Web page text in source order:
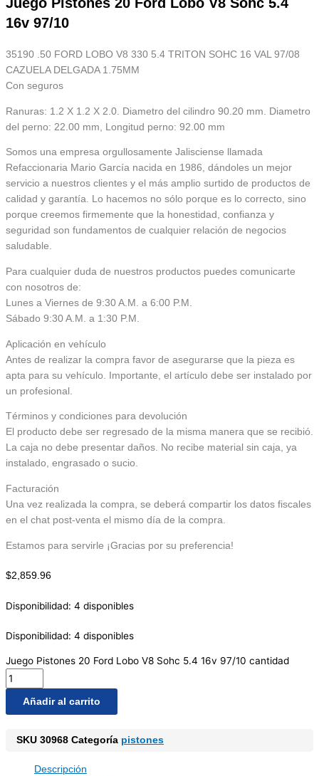
16v 97/10
35190 .50 FORD LOBO V8 330 5.4 TRITON SOHC 16 VAL 97/08
CAZUELA DELGADA 1.75MM
Con seguros
Ranuras: 1.2 X 1.2 X 2.0. Diametro del cilindro 90.20 mm. Diametro
del perno: 22.00 mm, Longitud perno: 92.00 mm
Somos una empresa orgullosamente Jalisciense llamada
Refaccionaria Mario García nacida en 1986, dándoles un mejor
servicio a nuestros clientes y el más amplio surtido de productos de
calidad y garantía. Lo hacemos no sólo porque es lo correcto, sino
porque creemos firmemente que la honestidad, confianza y
seguridad son fundamentos de cualquier relación de negocios
saludable.
Para cualquier duda de nuestros productos puedes comunicarte
con nosotros de:
Lunes a Viernes de 9:30 A.M. a 6:00 P.M.
Sábado 9:30 A.M. a 1:30 P.M.
Aplicación en vehículo
Antes de realizar la compra favor de asegurarse que la pieza es
apta para su vehículo. Importante, el artículo debe ser instalado por
un profesional.
Términos y condiciones para devolución
El producto debe ser regresado de la misma manera que se recibió.
La caja no debe presentar daños. No recibe material sin caja, ya
instalado, engrasado o sucio.
Facturación
Una vez realizada la compra, se deberá compartir los datos fiscales
en el chat post-venta el mismo día de la compra.
Estamos para servirle ¡Gracias por su preferencia!
$2,859.96
Disponibilidad: 4 disponibles
Disponibilidad: 4 disponibles
Juego Pistones 20 Ford Lobo V8 Sohc 5.4 16v 97/10 cantidad
Añadir al carrito
SKU 30968 Categoría pistones
Descripción